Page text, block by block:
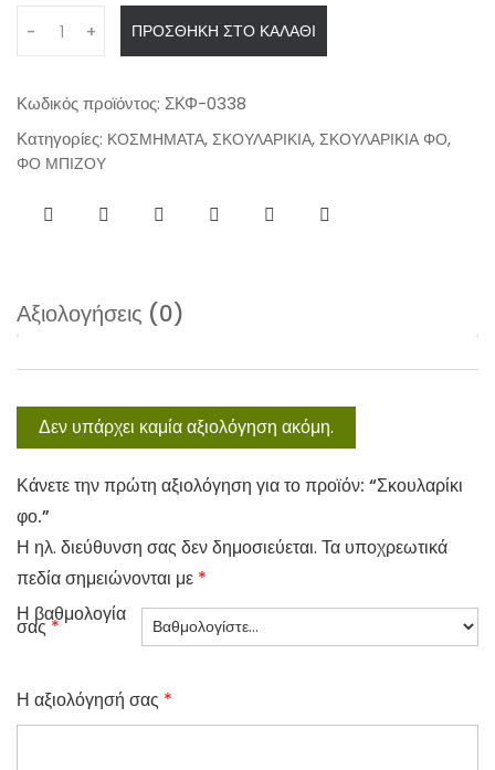
n
i
t
- + ΠΡΟΣΘΉΚΗ ΣΤΟ ΚΑΛΆΘΙ
Κωδικός προϊόντος: ΣΚΦ-0338
Κατηγορίες: ΚΟΣΜΗΜΑΤΑ, ΣΚΟΥΛΑΡΙΚΙΑ, ΣΚΟΥΛΑΡΙΚΙΑ ΦΟ,
ΦΟ ΜΠΙΖΟΥ
Αξιολογήσεις (0)
Δεν υπάρχει καμία αξιολόγηση ακόμη.
Κάνετε την πρώτη αξιολόγηση για το προϊόν: “Σκουλαρίκι
φο.”
Η ηλ. διεύθυνση σας δεν δημοσιεύεται. Τα υποχρεωτικά
πεδία σημειώνονται με *
Η βαθμολογία
σας*
Η αξιολόγησή σας *